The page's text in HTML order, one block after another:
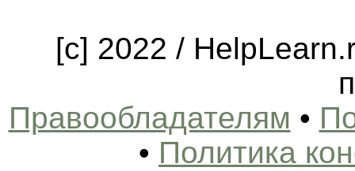
[c] 2022 /
Правообладателям •
• Политика